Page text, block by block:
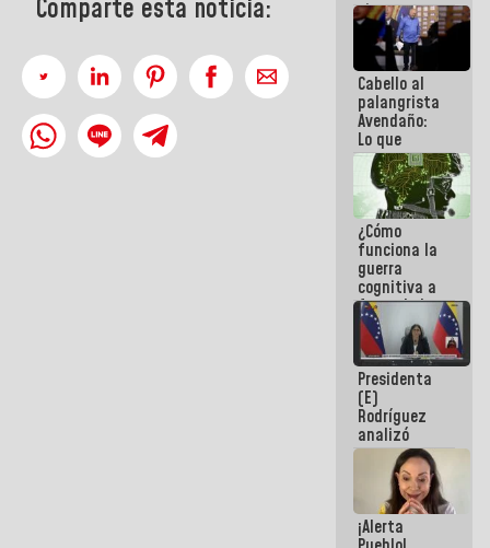
Comparte esta noticia: siempre que
estén en el
marco de la
Constitución
de la
República
Cabello al
palangrista
Avendaño:
Lo que
vayas a
escribir
hazlo hoy
por que no
sabemos si
la semana
que viene
hay
programa
¿Cómo
funciona la
guerra
cognitiva a
favor de la
narrativa
hegemónica?
(1)
Presidenta
(E)
Rodríguez
analizó
junto a
gobernadores
planes de
recuperación
del Sistema
¡Alerta